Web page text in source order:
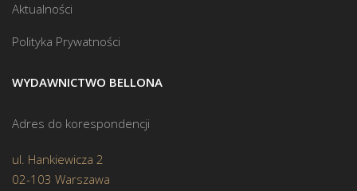
Aktualności
Polityka Prywatności
WYDAWNICTWO BELLONA
Adres do korespondencji
ul. Hankiewicza 2
02-103 Warszawa